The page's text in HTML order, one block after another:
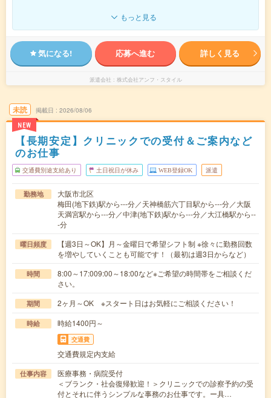
もっと見る
気になる! 応募へ進む 詳しく見る
派遣会社 株式会社アンフ・スタイル
未読
NEW
掲載日 2026/08/06
【長期安定】クリニックでの受付＆ご案内など
のお仕事
交通費別途支給あり 土日祝日が休み WEB登録OK 派遣
勤務地
大阪市北区
梅田(地下鉄)駅から---分／天神橋筋六丁目駅から---分／大阪
天満宮駅から---分／中津(地下鉄)駅から---分／大江橋駅から--
-分
曜日頻度
【週3日～OK】月～金曜日で希望シフト制 ※徐々に勤務回数
を増やしていくことも可能です！（最初は週3日からなど）
時間
8:00～17:009:00～18:00など※ご希望の時間帯をご相談くだ
さい。
期間 2ヶ月～OK ※スタート日はお気軽にご相談ください！
時給 時給1400円～
交通費
交通費規定内支給
仕事内容
医療事務・病院受付
＜ブランク・社会復帰歓迎！＞クリニックでの診察予約の受
付とそれに伴うシンプルな事務のお仕事です。ー具…